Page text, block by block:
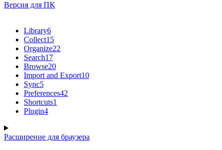
Версия для ПК
Library6
Collect15
Organize22
Search17
Browse20
Import and Export10
Sync5
Preferences42
Shortcuts1
Plugin4
Расширение для браузера